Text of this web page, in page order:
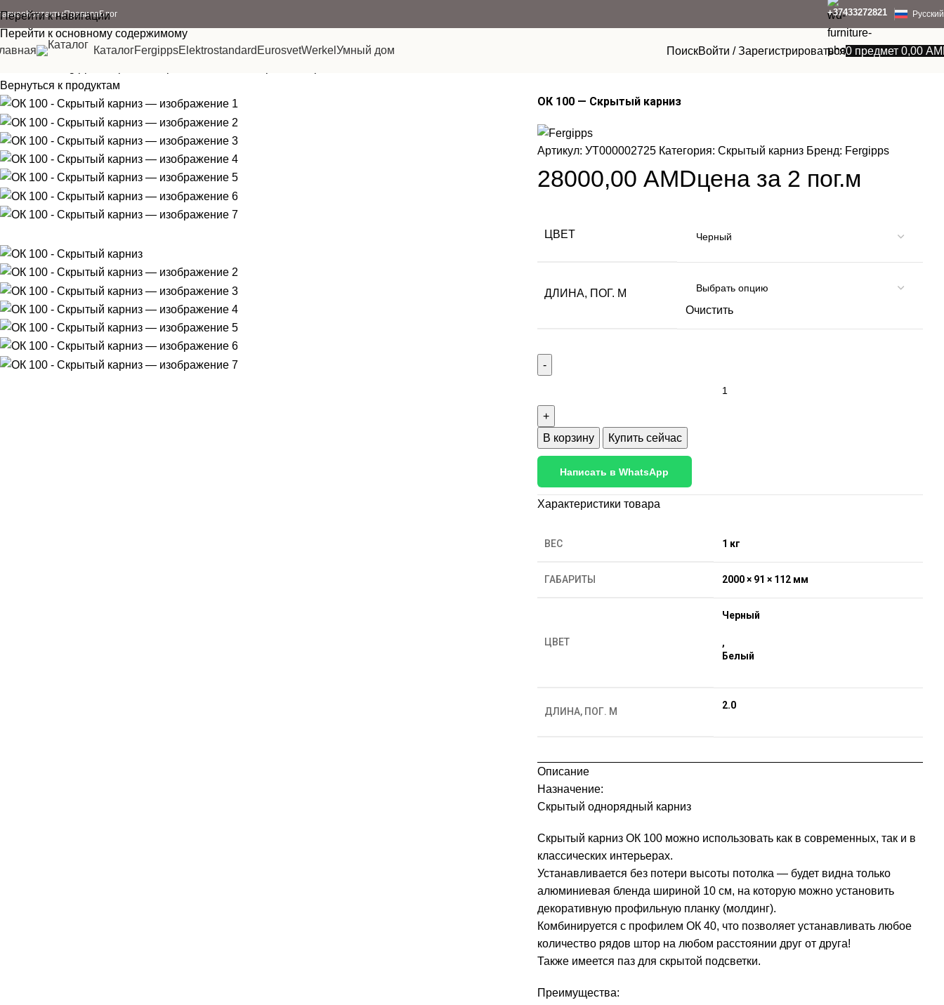
Перейти к навигации
Перейти к основному содержимому
КонтактыПравилаБлог +37433272821 Русский
КаталогFergippsElektrostandard EurosvetWerkel Умный дом ПоискВойти / Зарегистрироваться0 предмет 0,00
Вернуться к продуктам
ЧЕРНЫЙ
БЕЛЫЙ
ОК 100 — Скрытый карниз
Артикул: УТ000002725 Категория: Скрытый карниз Бренд: Fergipps
28000,00 AMDцена за 2 пог.м
ЦВЕТ
ДЛИНА, ПОГ. М
Очистить
В корзину Купить сейчас
Написать в WhatsApp
Характеристики товара
ВЕС 1 кг
ГАБАРИТЫ 2000 × 91 × 112 мм
ЦВЕТ
Черный
,
Белый
ДЛИНА, ПОГ. М
2.0
Описание
Назначение:
Скрытый однорядный карниз
Скрытый карниз ОК 100 можно использовать как в современных, так и в
классических интерьерах.
Устанавливается без потери высоты потолка — будет видна только
алюминиевая бленда шириной 10 см, на которую можно установить
декоративную профильную планку (молдинг).
Комбинируется с профилем ОК 40, что позволяет устанавливать любое
количество рядов штор на любом расстоянии друг от друга!
Также имеется паз для скрытой подсветки.
Преимущества: